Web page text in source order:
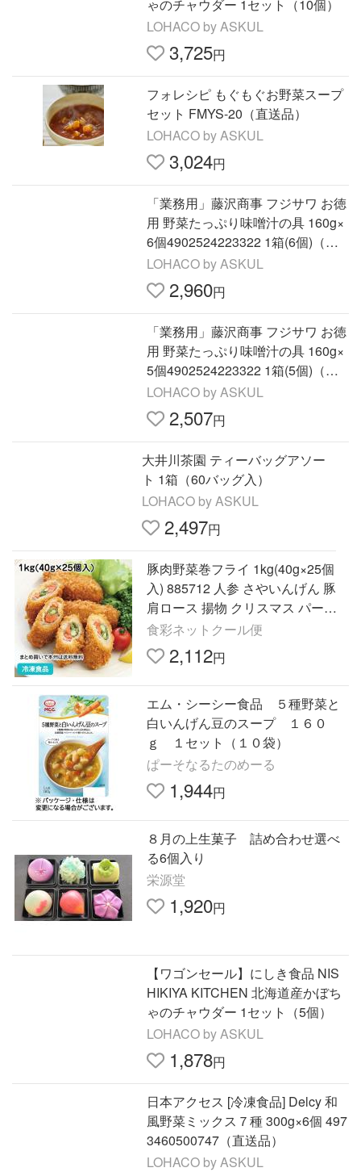
ゃのチャウダー 1セット（10個）
LOHACO by ASKUL
3,725円
フォレシピ もぐもぐお野菜スープ
セット FMYS-20（直送品）
LOHACO by ASKUL
3,024円
「業務用」藤沢商事 フジサワ お徳
用 野菜たっぷり味噌汁の具 160g×
6個4902524223322 1箱(6個)（直
送品）
LOHACO by ASKUL
2,960円
「業務用」藤沢商事 フジサワ お徳
用 野菜たっぷり味噌汁の具 160g×
5個4902524223322 1箱(5個)（直
送品）
LOHACO by ASKUL
2,507円
大井川茶園 ティーバッグアソー
ト 1箱（60バッグ入）
LOHACO by ASKUL
2,497円
豚肉野菜巻フライ 1kg(40g×25個
入) 885712 人参 さやいんげん 豚
肩ロース 揚物 クリスマス パーテ
ィー オードブル
食彩ネットクール便
2,112円
エム・シーシー食品 ５種野菜と
白いんげん豆のスープ １６０
ｇ １セット（１０袋）
ぱーそなるたのめーる
1,944円
８月の上生菓子 詰め合わせ選べ
る6個入り
栄源堂
1,920円
【ワゴンセール】にしき食品 NIS
HIKIYA KITCHEN 北海道産かぼち
ゃのチャウダー 1セット（5個）
LOHACO by ASKUL
1,878円
日本アクセス [冷凍食品] Delcy 和
風野菜ミックス７種 300g×6個 497
3460500747（直送品）
LOHACO by ASKUL